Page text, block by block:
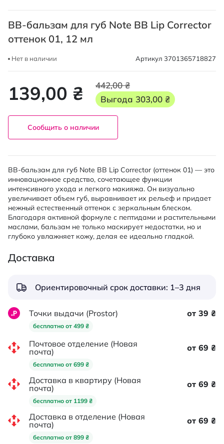
ВВ-бальзам для губ Note BB Lip Corrector
оттенок 01, 12 мл
Нет в наличии Артикул 3701365718827
139,00 ₴
442,00 ₴
Выгода 303,00 ₴
Сообщить о наличии
ВВ-бальзам для губ Note BB Lip Corrector (оттенок 01) — это
инновационное средство, сочетающее функции
интенсивного ухода и легкого макияжа. Он визуально
увеличивает объем губ, выравнивает их рельеф и придает
нежный естественный оттенок с зеркальным блеском.
Благодаря активной формуле с пептидами и растительными
маслами, бальзам не только маскирует недостатки, но и
глубоко увлажняет кожу, делая ее идеально гладкой.
Доставка
Ориентировочный срок доставки: 1–3 дня
Точки выдачи (Prostor)
бесплатно от 499 ₴
от 39 ₴
Почтовое отделение (Новая
почта)
бесплатно от 699 ₴
от 69 ₴
Доставка в квартиру (Новая
почта)
бесплатно от 1199 ₴
от 69 ₴
Доставка в отделение (Новая
почта)
бесплатно от 899 ₴
от 69 ₴